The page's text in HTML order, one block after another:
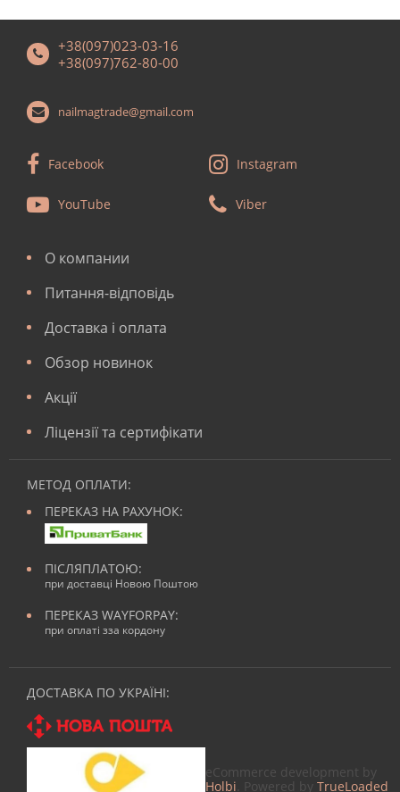
+38(097)023-03-16
+38(097)762-80-00
nailmagtrade@gmail.com
Facebook Instagram
YouTube Viber
О компании
Питання-відповідь
Доставка і оплата
Обзор новинок
Акції
Ліцензії та сертифікати
МЕТОД ОПЛАТИ:
ПЕРЕКАЗ НА РАХУНОК:
ПІСЛЯПЛАТОЮ:
при доставці Новою Поштою
ПЕРЕКАЗ WAYFORPAY:
при оплаті зза кордону
ДОСТАВКА ПО УКРАЇНІ:
eCommerce development by
Holbi . Powered by TrueLoaded